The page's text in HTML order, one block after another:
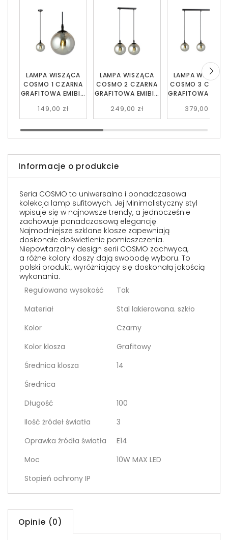
LAMPA WISZĄCA
COSMO 1 CZARNA
GRAFITOWA EMIBIG
149,00 zł
LAMPA WISZĄCA
COSMO 2 CZARNA
GRAFITOWA EMIBIG
249,00 zł
LAMPA WISZĄCA
COSMO 3
GRAFITOWA
379,00 zł
Informacje o produkcie
Seria COSMO to uniwersalna i ponadczasowa
kolekcja lamp sufitowych. Jej Minimalistyczny styl
wpisuje się w najnowsze trendy, a jednocześnie
zachowuje ponadczasową elegancję.
Najmodniejsze szklane klosze zapewniają
doskonałe doświetlenie pomieszczenia.
Niepowtarzalny design serii COSMO zachwyca,
a różne kolory kloszy dają swobodę wyboru. To
polski produkt, wyróżniający się doskonałą jakością
wykonania.
Regulowana wysokość
Tak
Materiał
Stal lakierowana. szkło
Kolor
Czarny
Kolor klosza
Grafitowy
Średnica klosza
14
Średnica
Długość
100
Ilość żródeł światła
3
Oprawka źródła światła
E14
Moc
10W MAX LED
Stopień ochrony IP
Opinie (0)